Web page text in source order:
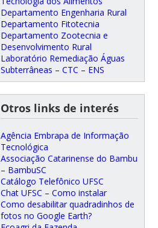
Departamento Engenharia Rural
Departamento Fitotecnia
Departamento Zootecnia e
Desenvolvimento Rural
Laboratório Remediação Águas
Subterrâneas – CTC – ENS
Otros links de interés
Agência Embrapa de Informação
Tecnológica
Associação Catarinense do Bambu
– BambuSC
Catálogo Telefônico UFSC
Chat UFSC – Como instalar
Como desabilitar quadradinhos de
fotos no Google Earth?